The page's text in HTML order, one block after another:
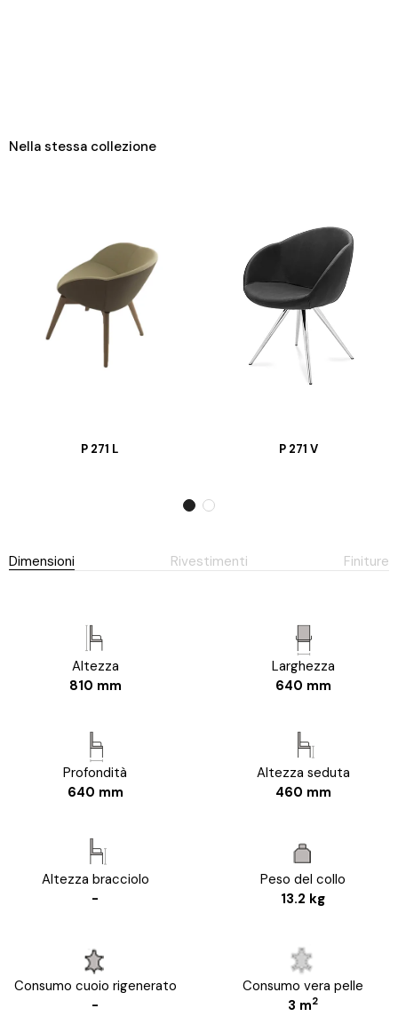
Nella stessa collezione
P 271 L P 271 V
Dimensioni Rivestimenti Finiture
Altezza
810 mm
Larghezza
640 mm
Profondità
640 mm
Altezza seduta
460 mm
Altezza bracciolo
-
Peso del collo
13.2 kg
Consumo cuoio rigenerato
-
Consumo vera pelle
3 m2